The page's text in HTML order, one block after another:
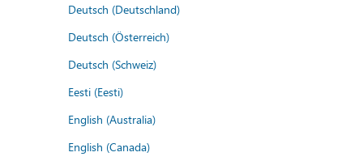
Deutsch (Deutschland)
Deutsch (Österreich)
Deutsch (Schweiz)
Eesti (Eesti)
English (Australia)
English (Canada)